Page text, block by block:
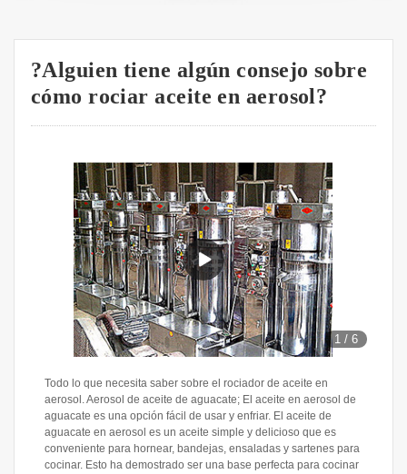
?Alguien tiene algún consejo sobre
cómo rociar aceite en aerosol?
1 /6
Todo lo que necesita saber sobre el rociador de aceite en
aerosol. Aerosol de aceite de aguacate; El aceite en aerosol de
aguacate es una opción fácil de usar y enfriar. El aceite de
aguacate en aerosol es un aceite simple y delicioso que es
conveniente para hornear, bandejas, ensaladas y sartenes para
cocinar. Esto ha demostrado ser una base perfecta para cocinar